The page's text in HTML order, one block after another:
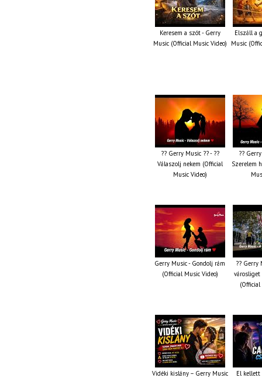
Keresem a szót - Gerry
Music (Official Music Video)
Elszáll a
Music
?? Gerry Music ?? - ??
Válaszolj nekem (Official
Music Video)
??
Szerelem
Gerry Music - Gondolj rám
(Official Music Video)
?? Gerry
városliget
(Official
Vidéki kislány – Gerry Music
El